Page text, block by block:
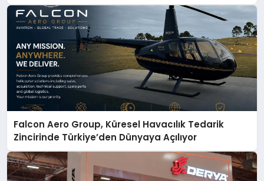
Falcon Aero Group, Küresel Havacılık Tedarik
Zincirinde Türkiye’den Dünyaya Açılıyor